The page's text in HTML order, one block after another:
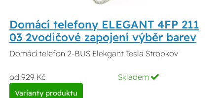
Domácí telefony ELEGANT 4FP 211
03 2vodičové zapojení výběr barev
Domácí telefon 2-BUS Elekgant Tesla Stropkov
od 929 Kč Skladem
Varianty produktu